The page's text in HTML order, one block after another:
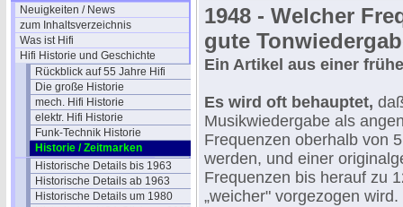
Neuigkeiten / News
zum Inhaltsverzeichnis
Was ist Hifi
Hifi Historie und Geschichte
Rückblick auf 55 Jahre Hifi
Die große Historie
mech. Hifi Historie
elektr. Hifi Historie
Funk-Technik Historie
Historie / Zeitmarken
Historische Details bis 1963
Historische Details ab 1963
Historische Details um 1980
1948 - Welcher
gute
Ein Artikel aus einer
Es wird oft behauptet,
Musikwiedergabe als
Frequenzen oberhalb von
werden, und einer
Frequenzen bis herauf zu
„weicher" vorgezogen wird.